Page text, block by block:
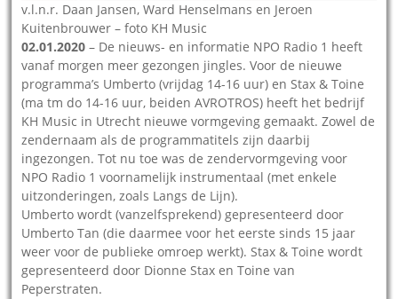
v.l.n.r. Daan Jansen, Ward Henselmans en Jeroen
Kuitenbrouwer – foto KH Music
02.01.2020 – De nieuws- en informatie NPO Radio 1 heeft
vanaf morgen meer gezongen jingles. Voor de nieuwe
programma’s Umberto (vrijdag 14-16 uur) en Stax & Toine
(ma tm do 14-16 uur, beiden AVROTROS) heeft het bedrijf
KH Music in Utrecht nieuwe vormgeving gemaakt. Zowel de
zendernaam als de programmatitels zijn daarbij
ingezongen. Tot nu toe was de zendervormgeving voor
NPO Radio 1 voornamelijk instrumentaal (met enkele
uitzonderingen, zoals Langs de Lijn).
Umberto wordt (vanzelfsprekend) gepresenteerd door
Umberto Tan (die daarmee voor het eerste sinds 15 jaar
weer voor de publieke omroep werkt). Stax & Toine wordt
gepresenteerd door Dionne Stax en Toine van
Peperstraten.